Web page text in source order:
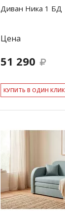
Диван Ника 1 БД
Цена
51 290
КУ­ПИТЬ В ОДИН КЛИК